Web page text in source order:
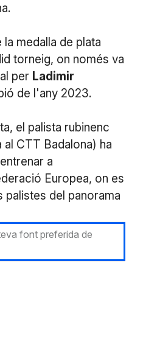
medalla de plata
torneig, on només va
per Ladimir
de l'any 2023.
el palista rubinenc
al CTT Badalona) ha
a
Europea, on es
del panorama
font preferida de